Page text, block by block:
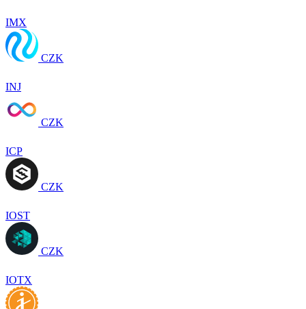
IMX
CZK
INJ
CZK
ICP
CZK
IOST
CZK
IOTX